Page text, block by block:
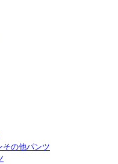
の他パンツ